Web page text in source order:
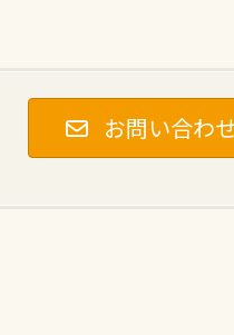
お問い合わ